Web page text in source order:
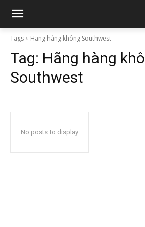
Tags Hãng hàng không Southwest
Tag: Hãng hàng
Southwest
No posts to display